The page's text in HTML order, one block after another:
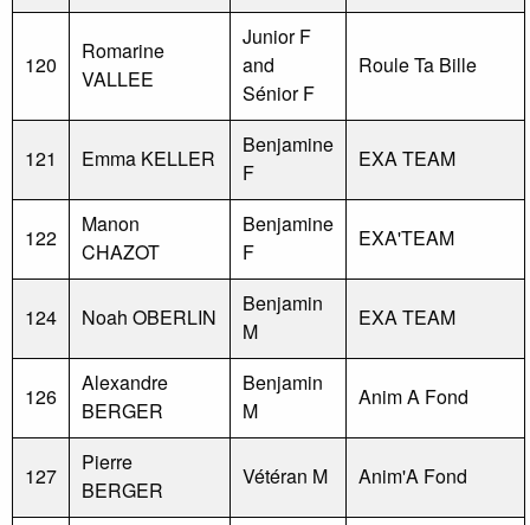
120
Romarine
VALLEE
Junior F
and
Sénior F
Roule Ta Bille
121 Emma KELLER
Benjamine
F
EXA TEAM
122
Manon
CHAZOT
Benjamine
F
EXA'TEAM
124 Noah OBERLIN
Benjamin
M
EXA TEAM
126
Alexandre
BERGER
Benjamin
M
Anim A Fond
127
Pierre
BERGER
Vétéran M Anim'A Fond